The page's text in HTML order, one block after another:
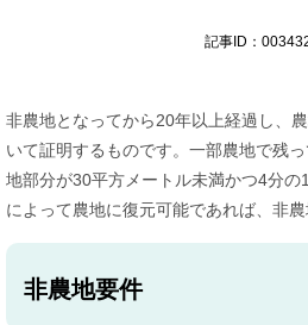
記事ID：
非農地となってから20年以上経過し、
いて証明するものです。一部農地で残
地部分が30平方メートル未満かつ4分の
によって農地に復元可能であれば、非農
非農地要件